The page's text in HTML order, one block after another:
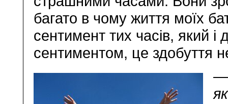
багато в чому життя моїх
сентимент тих часів, який
сентиментом, це здобуття
—